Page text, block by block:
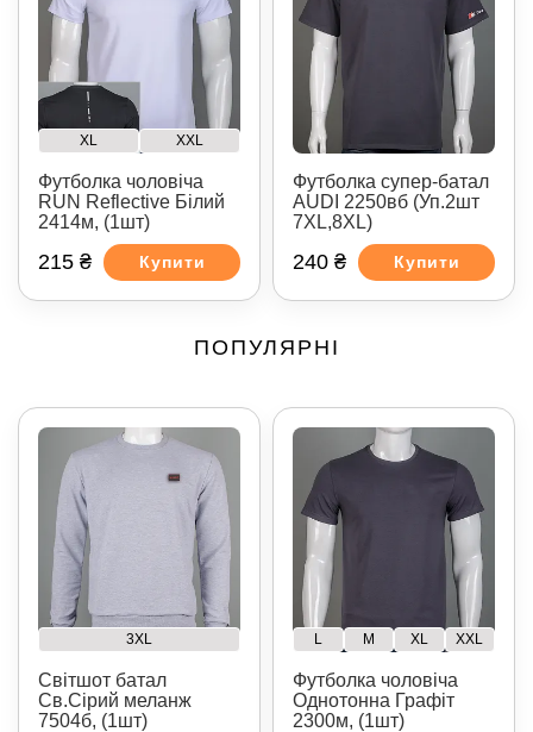
XL XXL
Футболка чоловіча
RUN Reflective Білий
2414м, (1шт)
215 ₴ Купити
Футболка супер-батал
AUDI 2250вб (Уп.2шт
7XL,8XL)
240 ₴ Купити
ПОПУЛЯРНІ
3XL
Світшот батал
Св.Сірий меланж
7504б, (1шт)
L M XL XXL
Футболка чоловіча
Однотонна Графіт
2300м, (1шт)